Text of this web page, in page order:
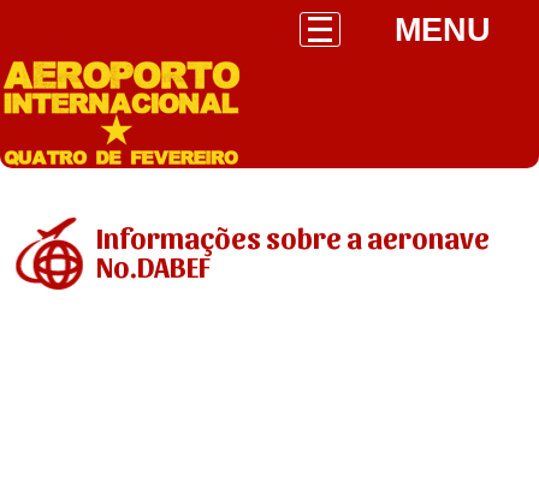
MENU
Informações sobre a aeronave
No.DABEF